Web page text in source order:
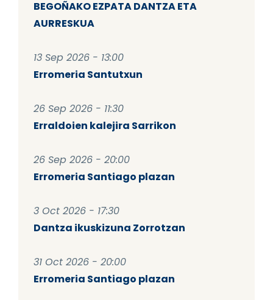
BEGOÑAKO EZPATA DANTZA ETA
AURRESKUA
13 Sep 2026 - 13:00
Erromeria Santutxun
26 Sep 2026 - 11:30
Erraldoien kalejira Sarrikon
26 Sep 2026 - 20:00
Erromeria Santiago plazan
3 Oct 2026 - 17:30
Dantza ikuskizuna Zorrotzan
31 Oct 2026 - 20:00
Erromeria Santiago plazan